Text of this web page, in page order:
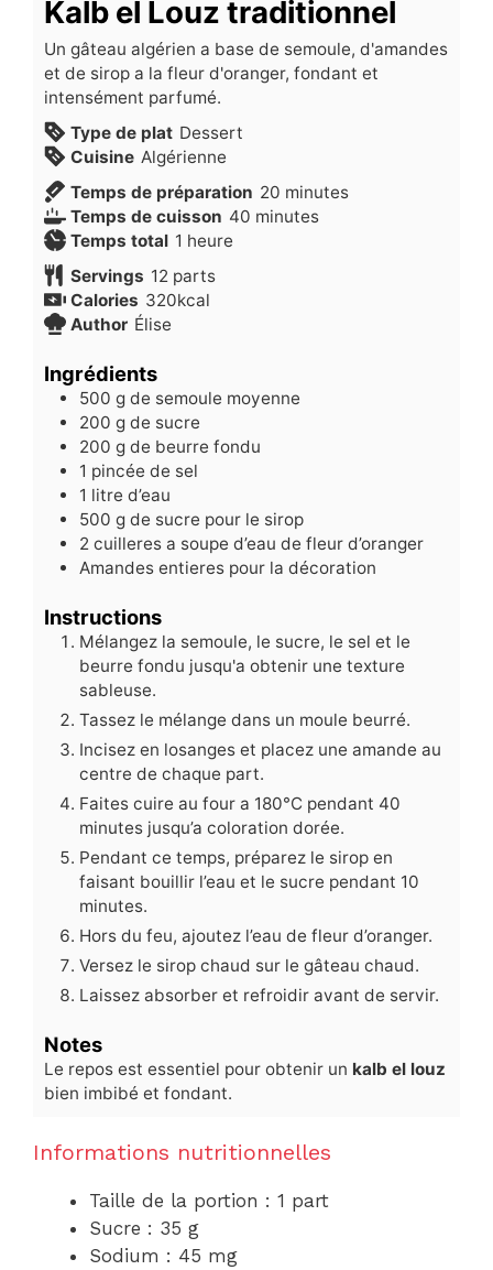
Kalb el Louz traditionnel
Un gâteau algérien a base de semoule, d'amandes
et de sirop a la fleur d'oranger, fondant et
intensément parfumé.
Type de plat Dessert
Cuisine Algérienne
Temps de préparation 20minutes
minutes
Temps de cuisson 40minutes
minutes
Temps total 1 heure
heure
Servings 12 parts
Calories 320kcal
Author Élise
Ingrédients
500 g de semoule moyenne
200 g de sucre
200 g de beurre fondu
1 pincée de sel
1 litre d’eau
500 g de sucre pour le sirop
2 cuilleres a soupe d’eau de fleur d’oranger
Amandes entieres pour la décoration
Instructions
Mélangez la semoule, le sucre, le sel et le
beurre fondu jusqu'a obtenir une texture
sableuse.
Tassez le mélange dans un moule beurré.
Incisez en losanges et placez une amande au
centre de chaque part.
Faites cuire au four a 180°C pendant 40
minutes jusqu’a coloration dorée.
Pendant ce temps, préparez le sirop en
faisant bouillir l’eau et le sucre pendant 10
minutes.
Hors du feu, ajoutez l’eau de fleur d’oranger.
Versez le sirop chaud sur le gâteau chaud.
Laissez absorber et refroidir avant de servir.
Notes
Le repos est essentiel pour obtenir un kalb el louz
bien imbibé et fondant.
Informations nutritionnelles
Taille de la portion : 1 part
Sucre : 35 g
Sodium : 45 mg